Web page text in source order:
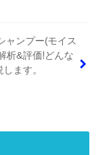
ャンプー(モイス
析&評価!どんな
ます。